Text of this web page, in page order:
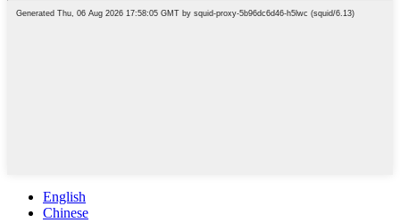
English
Chinese